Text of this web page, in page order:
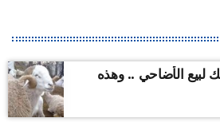
لبيع الأضاحي .. وهذه